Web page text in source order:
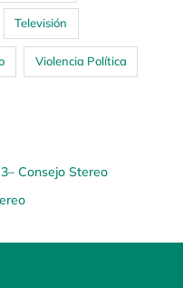
Televisión
Violencia Política
Consejo Stereo